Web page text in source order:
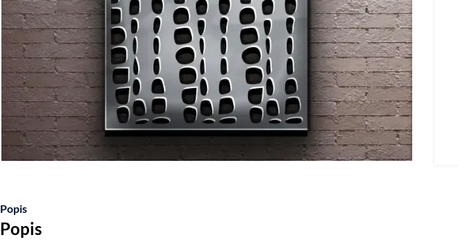
Popis
Popis